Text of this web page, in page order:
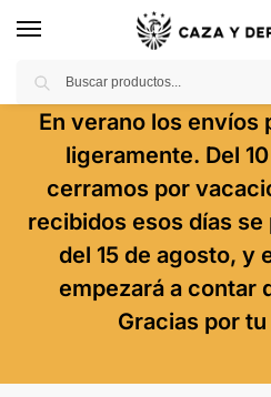
En verano los envíos
ligeramente. Del
cerramos por
recibidos esos días
del 15 de agosto, y
empezará a contar
Gracias por